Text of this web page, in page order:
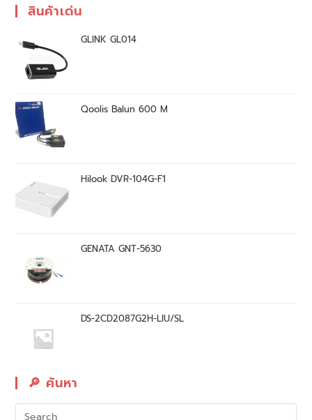
สินค้าเด่น
GLINK GL014
Qoolis Balun 600 M
Hilook DVR-104G-F1
GENATA GNT-5630
DS-2CD2087G2H-LIU/SL
🔎︎ ค้นหา